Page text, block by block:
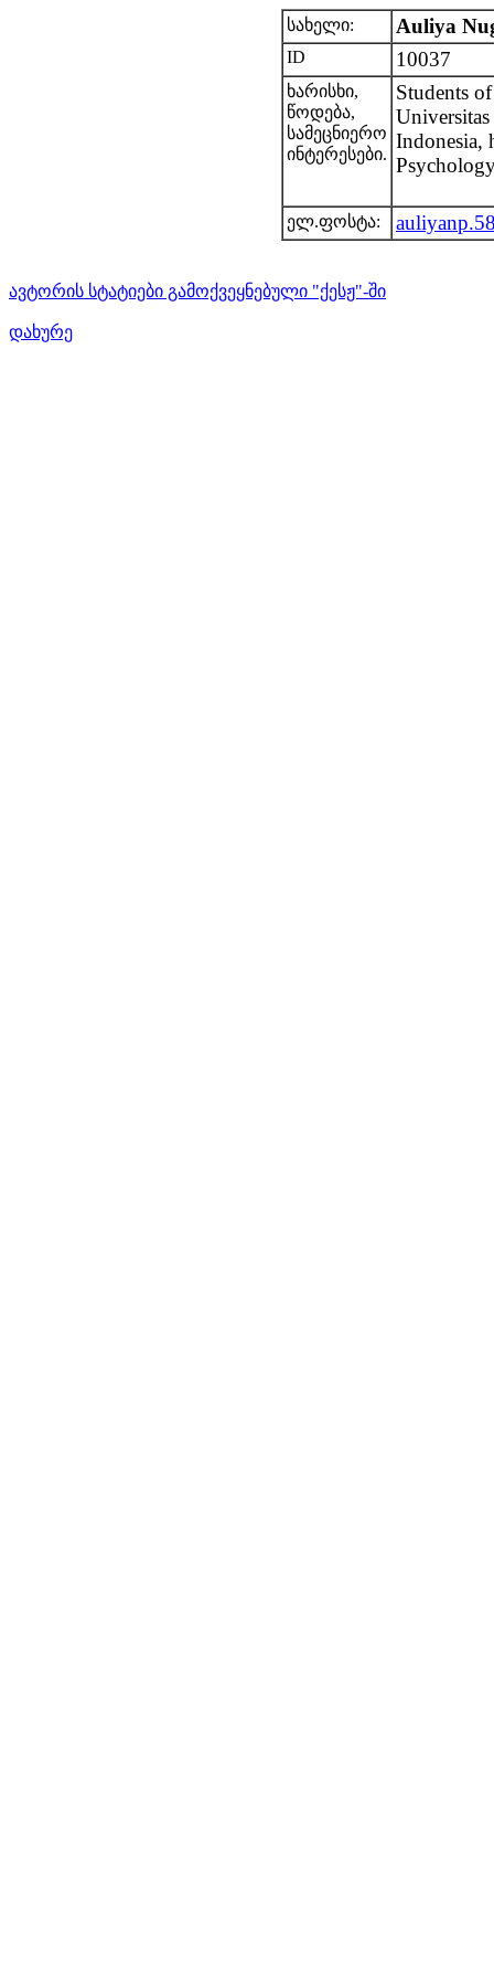
სახელი: Auliya
ID 10037
ხარისხი,
წოდება,
სამეცნიერო
ინტერესები.
Students
Indonesia,
ელ.ფოსტა:
ავტორის სტატიები გამოქვეყნებული "ქესჟ"-ში
დახურე